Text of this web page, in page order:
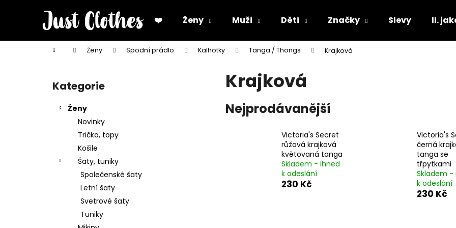
❤️ Ženy Muži Děti Značky Slevy II.
Domů Ženy Spodní prádlo Kalhotky Tanga / Thongs Krajková
Přeskočit
kategorie
Kategorie
Ženy
Novinky
Trička, topy
Košile
Šaty, tuniky
Společenské šaty
Letní šaty
Svetrové šaty
Tuniky
Krajková
Nejprodávanější
Victoria's Secret
růžová krajková
květovaná tanga
Skladem - ihned
k odeslání
230 Kč
Victoria's
černá
tanga se
třpytkami
Skladem -
k odeslání
230 Kč
í
Zpět
do
Zpět
do
Co potřebujete najít?
Doporučujeme